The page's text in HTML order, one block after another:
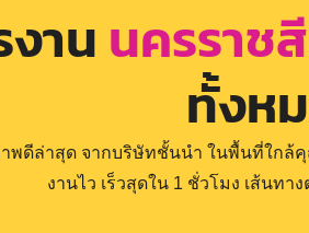
าน นครราช
ทั้งห
พดีล่าสุด จากบริษัทชั้นนำ ในพื้นที่ใกล้
งานไว เร็วสุดใน 1 ชั่วโมง เส้นท